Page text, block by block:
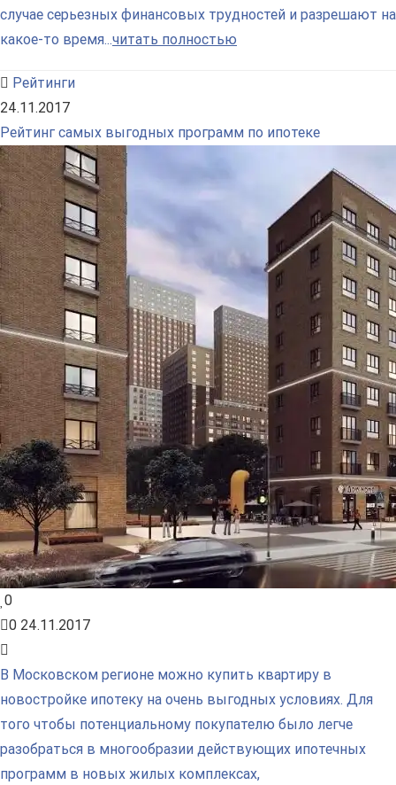
случае серьезных финансовых трудностей и разрешают на
какое-то время...читать полностью
Рейтинги
24.11.2017
Рейтинг самых выгодных программ по ипотеке
0
0 24.11.2017
В Московском регионе можно купить квартиру в
новостройке ипотеку на очень выгодных условиях. Для
того чтобы потенциальному покупателю было легче
разобраться в многообразии действующих ипотечных
программ в новых жилых комплексах,